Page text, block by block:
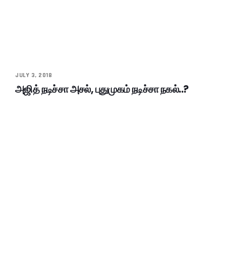
JULY 3, 2018
அஜித் நடிச்சா அசல், புதுமுகம் நடிச்சா நகல்..?